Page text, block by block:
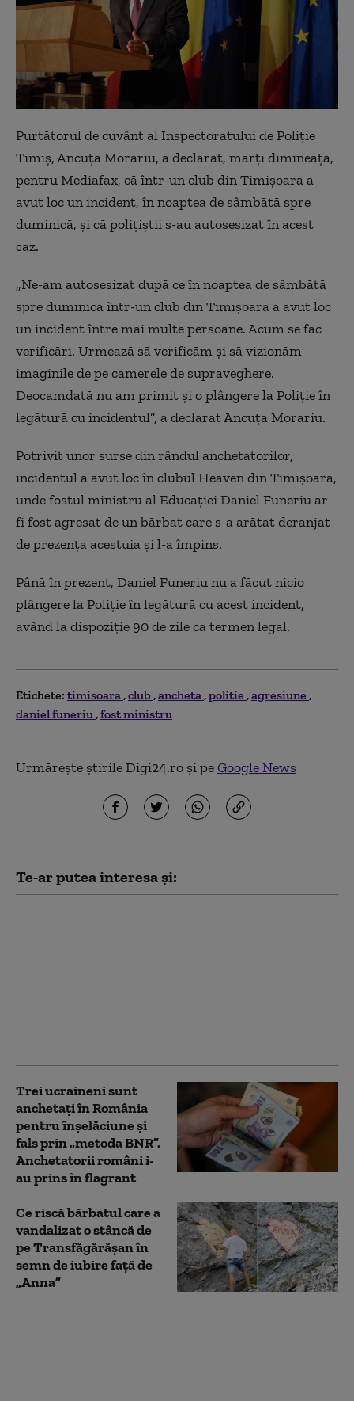
Purtătorul de cuvânt al Inspectoratului de Poliţie
Timiş, Ancuţa Morariu, a declarat, marţi dimineaţă,
pentru Mediafax, că într-un club din Timişoara a
avut loc un incident, în noaptea de sâmbătă spre
duminică, şi că poliţiştii s-au autosesizat în acest
caz.
„Ne-am autosesizat după ce în noaptea de sâmbătă
spre duminică într-un club din Timişoara a avut loc
un incident între mai multe persoane. Acum se fac
verificări. Urmează să verificăm şi să vizionăm
imaginile de pe camerele de supraveghere.
Deocamdată nu am primit şi o plângere la Poliţie în
legătură cu incidentul”, a declarat Ancuţa Morariu.
Potrivit unor surse din rândul anchetatorilor,
incidentul a avut loc în clubul Heaven din Timişoara,
unde fostul ministru al Educaţiei Daniel Funeriu ar
fi fost agresat de un bărbat care s-a arătat deranjat
de prezenţa acestuia şi l-a împins.
Până în prezent, Daniel Funeriu nu a făcut nicio
plângere la Poliţie în legătură cu acest incident,
având la dispoziţie 90 de zile ca termen legal.
Etichete: timisoara club ancheta politie agresiune
daniel funeriu fost ministru
Urmărește știrile Digi24.ro și peGoogle News
Te-ar putea interesa și:
Trei ucraineni sunt
anchetaţi în România
pentru înşelăciune și
fals prin „metoda BNR”.
Anchetatorii români i-
au prins în flagrant
Ce riscă bărbatul care a
vandalizat o stâncă de
pe Transfăgărășan în
semn de iubire față de
„Anna”